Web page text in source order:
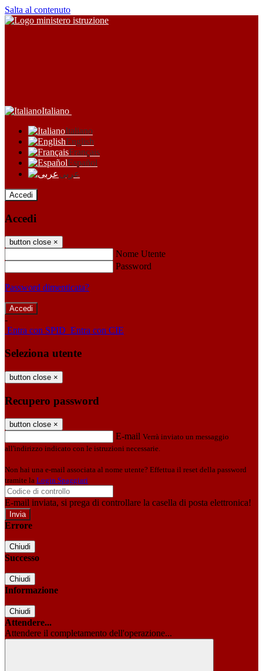
Salta al contenuto
Italiano
Italiano
English
Français
Español
عربى
Accedi
Accedi
button close ×
Nome Utente
Password
Password dimenticata?
-
Entra con SPID Entra con CIE
Seleziona utente
button close ×
Recupero password
button close ×
E-mail Verrà inviato un messaggio
all'indirizzo indicato con le istruzioni necessarie.
Non hai una e-mail associata al nome utente? Effettua il reset della password
tramite la Login Spaggiari
E-mail inviata, si prega di controllare la casella di posta elettronica!
Errore
Chiudi
Successo
Chiudi
Informazione
Chiudi
Attendere...
Attendere il completamento dell'operazione...